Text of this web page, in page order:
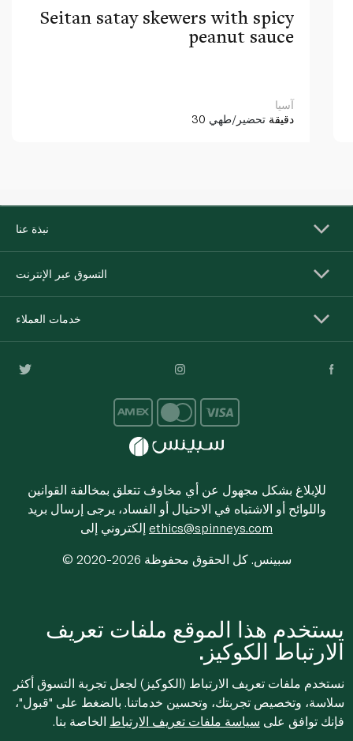
Seitan satay skewers with spicy
peanut sauce
آسيا
30 دقيقة تحضير/طهي
نبذة عنا
التسوق عبر الإنترنت
خدمات العملاء
للإبلاغ بشكل مجهول عن أي مخاوف تتعلق بمخالفة القوانين
واللوائح أو الاشتباه في الاحتيال أو الفساد، يرجى إرسال بريد
ethics@spinneys.com
© 2020-2026 سبينس. كل الحقوق محفوظة
يستخدم هذا الموقع ملفات تعريف
الارتباط الكوكيز.
نستخدم ملفات تعريف الارتباط (الكوكيز) لجعل تجربة التسوق أكثر
سلاسة، وتخصيص تجربتك، وتحسين خدماتنا. بالضغط على "قبول"،
فإنك توافق على سياسة ملفات تعريف الارتباط الخاصة بنا.